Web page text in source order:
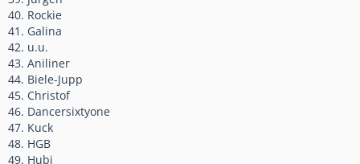
40. Rockie
41. Galina
42. u.u.
43. Aniliner
44. Biele-Jupp
45. Christof
46. Dancersixtyone
47. Kuck
48. HGB
49. Hubi